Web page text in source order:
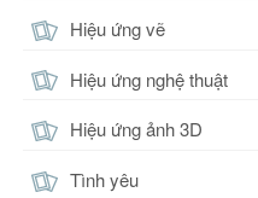
Hiệu ứng vẽ
Hiệu ứng nghệ thuật
Hiệu ứng ảnh 3D
Tình yêu